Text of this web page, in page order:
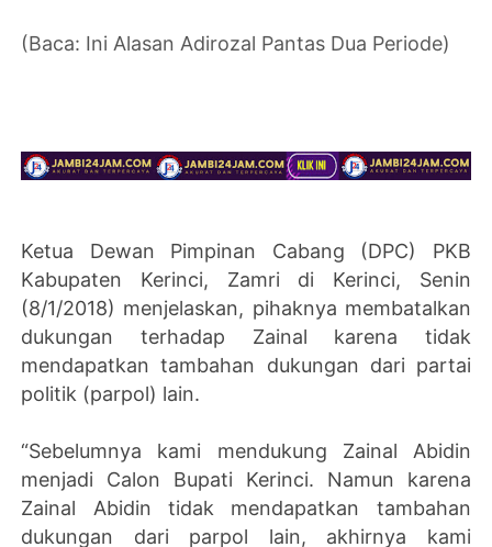
(Baca: Ini Alasan Adirozal Pantas Dua Periode)
Ketua Dewan Pimpinan Cabang (DPC) PKB
Kabupaten Kerinci, Zamri di Kerinci, Senin
(8/1/2018) menjelaskan, pihaknya membatalkan
dukungan terhadap Zainal karena tidak
mendapatkan tambahan dukungan dari partai
politik (parpol) lain.
“Sebelumnya kami mendukung Zainal Abidin
menjadi Calon Bupati Kerinci. Namun karena
Zainal Abidin tidak mendapatkan tambahan
dukungan dari parpol lain, akhirnya kami